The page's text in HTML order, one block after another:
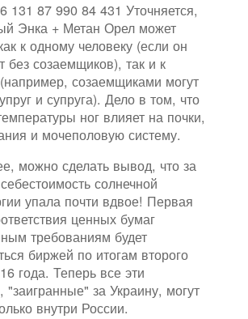
131 87 990 84 431 Уточняется,
Энка + Метан Орел может
к одному человеку (если он
без созаемщиков), так и к
созаемщиками могут
и супруга). Дело в том, что
ног влияет на почки,
и мочеполовую систему.
можно сделать вывод, что за
солнечной
упала почти вдвое! Первая
ценных бумаг
требованиям будет
биржей по итогам второго
года. Теперь все эти
за Украину, могут
внутри России.